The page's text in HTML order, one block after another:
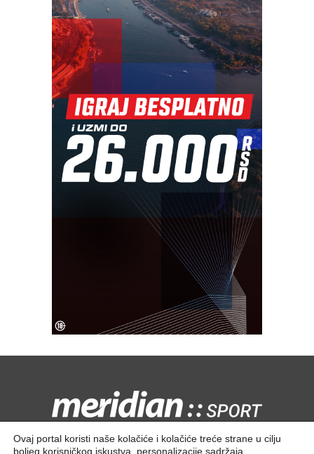
Kontaktirajte nas:redakcija@meridiansport.rs
Ovaj portal koristi naše kolačiće i kolačiće treće strane u cilju
boljeg korisničkog iskustva, personalizacije sadržaja,